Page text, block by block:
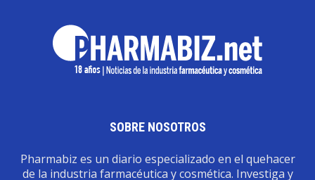
SOBRE NOSOTROS
Pharmabiz es un diario especializado en el quehacer
de la industria farmacéutica y cosmética. Investiga y